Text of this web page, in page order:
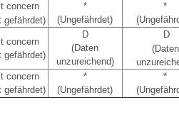
concern
gefährdet)
*
(Ungefährdet)
*
concern
gefährdet)
D
(Daten
unzureichend)
D
(Daten
concern
gefährdet)
*
(Ungefährdet)
*